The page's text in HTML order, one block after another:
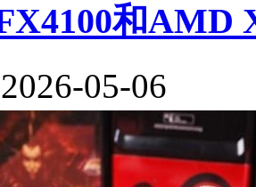
和AMD
2026-05-06